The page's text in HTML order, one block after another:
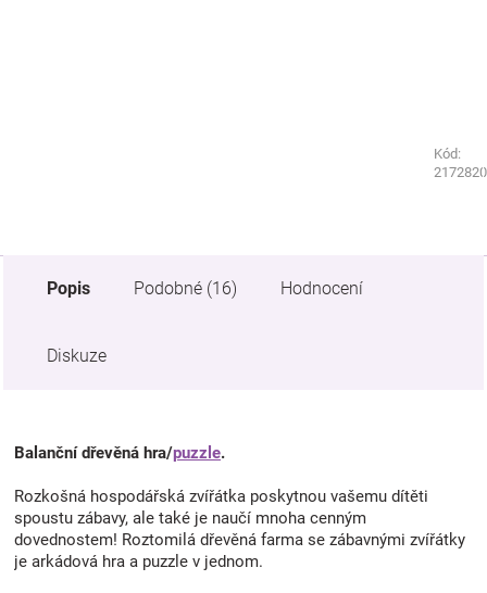
Kód:
Kód:
Popis Podobné (16) Hodnocení
Diskuze
Balanční dřevěná hra/puzzle.
Rozkošná hospodářská zvířátka poskytnou vašemu dítěti
spoustu zábavy, ale také je naučí mnoha cenným
dovednostem! Roztomilá dřevěná farma se zábavnými zvířátky
je arkádová hra a puzzle v jednom.